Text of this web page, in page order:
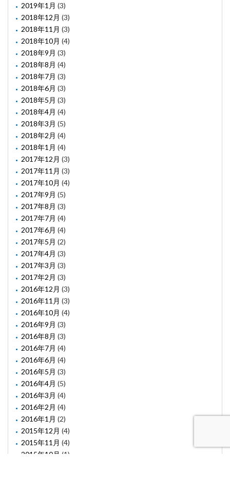
2019年1月 (3)
2018年12月 (3)
2018年11月 (3)
2018年10月 (4)
2018年9月 (3)
2018年8月 (4)
2018年7月 (3)
2018年6月 (3)
2018年5月 (3)
2018年4月 (4)
2018年3月 (5)
2018年2月 (4)
2018年1月 (4)
2017年12月 (3)
2017年11月 (3)
2017年10月 (4)
2017年9月 (5)
2017年8月 (3)
2017年7月 (4)
2017年6月 (4)
2017年5月 (2)
2017年4月 (3)
2017年3月 (3)
2017年2月 (3)
2016年12月 (3)
2016年11月 (3)
2016年10月 (4)
2016年9月 (3)
2016年8月 (3)
2016年7月 (4)
2016年6月 (4)
2016年5月 (3)
2016年4月 (5)
2016年3月 (4)
2016年2月 (4)
2016年1月 (2)
2015年12月 (4)
2015年11月 (4)
2015年10月 (1)